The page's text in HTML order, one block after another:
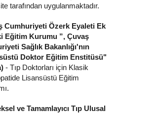
tarafından uygulanmaktadır.
Cumhuriyeti Özerk Eyaleti Ek
Eğitim Kurumu ”, Çuvaş
Sağlık Bakanlığı'nın
Doktor Eğitim Enstitüsü"
- Tıp Doktorları için Klasik
Lisansüstü Eğitim
ve Tamamlayıcı Tıp Ulusal